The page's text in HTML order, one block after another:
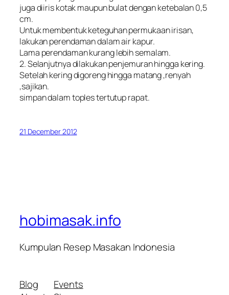
juga diiris kotak maupun bulat dengan ketebalan 0,5
cm.
Untuk membentuk keteguhan permukaan irisan,
lakukan perendaman dalam air kapur.
Lama perendaman kurang lebih semalam.
2. Selanjutnya dilakukan penjemuran hingga kering.
Setelah kering digoreng hingga matang ,renyah
,sajikan.
simpan dalam toples tertutup rapat.
21 December 2012
hobimasak.info
Kumpulan Resep Masakan Indonesia
Blog
Events